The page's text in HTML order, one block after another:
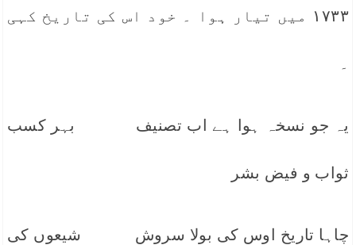
۱۷۳۳ میں تیار ہوا ۔ خود اس کی تاریخ کہی
۔
یہ جو نسخہ ہوا ہے اب تصنیف بہر کسب
ثواب و فیض بشر
چاہا تاریخ اوس کی بولا سروش شیعوں کی